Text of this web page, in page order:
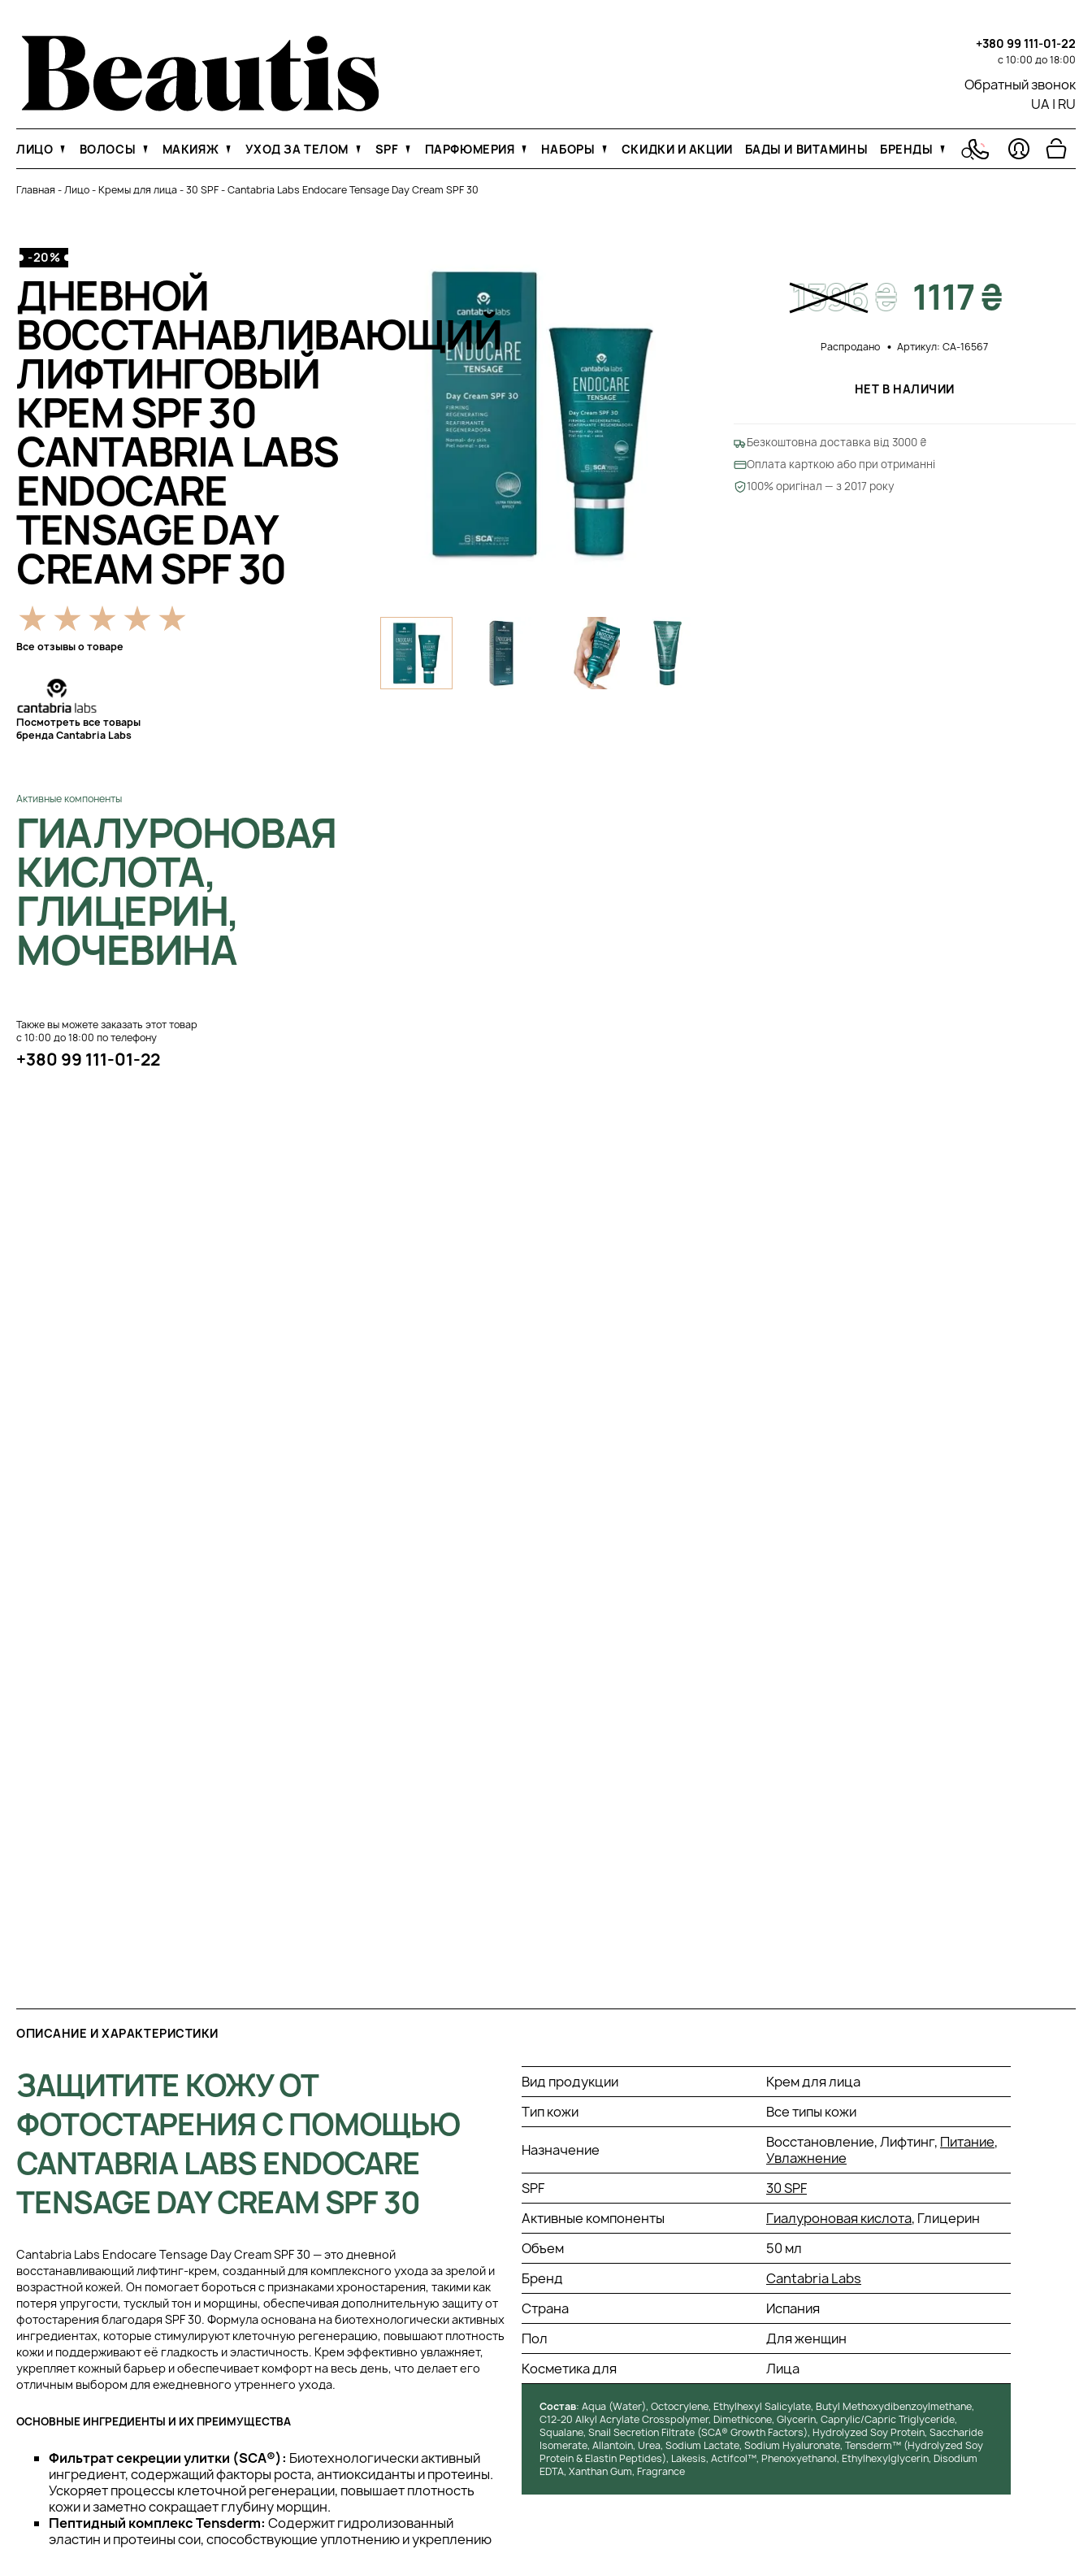
+380 99 111-01-22
с 10:00 до 18:00
Обратный звонок
UA | RU
ЛИЦО ВОЛОСЫ МАКИЯЖ УХОД ЗА ТЕЛОМ SPF ПАРФЮМЕРИЯ НАБОРЫ СКИДКИ И АКЦИИ БАДЫ И ВИТАМИНЫ БРЕНДЫ
Главная -Лицо-Кремы для лица-30 SPF-Cantabria Labs Endocare Tensage Day Cream SPF 30
-20%
ДНЕВНОЙ
ВОССТАНАВЛИВАЮЩИЙ
ЛИФТИНГОВЫЙ
КРЕМ SPF 30
CANTABRIA LABS
ENDOCARE
TENSAGE DAY
CREAM SPF 30
Все отзывы о товаре
Посмотреть все товары
бренда Cantabria Labs
Активные компоненты
ГИАЛУРОНОВАЯ
КИСЛОТА,
ГЛИЦЕРИН,
МОЧЕВИНА
Также вы можете заказать этот товар
с 10:00 до 18:00 по телефону
+380 99 111-01-22
1396₴ 1117 ₴
Распродано Артикул: CA-16567
НЕТ В НАЛИЧИИ
Безкоштовна доставка від 3000 ₴
Оплата карткою або при отриманні
100% оригінал — з 2017 року
ОПИСАНИЕ И ХАРАКТЕРИСТИКИ
ЗАЩИТИТЕ КОЖУ ОТ
ФОТОСТАРЕНИЯ С ПОМОЩЬЮ
CANTABRIA LABS ENDOCARE
TENSAGE DAY CREAM SPF 30
Cantabria Labs Endocare Tensage Day Cream SPF 30 — это дневной
восстанавливающий лифтинг-крем, созданный для комплексного ухода за зрелой и
возрастной кожей. Он помогает бороться с признаками хроностарения, такими как
потеря упругости, тусклый тон и морщины, обеспечивая дополнительную защиту от
фотостарения благодаря SPF 30. Формула основана на биотехнологически активных
ингредиентах, которые стимулируют клеточную регенерацию, повышают плотность
кожи и поддерживают её гладкость и эластичность. Крем эффективно увлажняет,
укрепляет кожный барьер и обеспечивает комфорт на весь день, что делает его
отличным выбором для ежедневного утреннего ухода.
ОСНОВНЫЕ ИНГРЕДИЕНТЫ И ИХ ПРЕИМУЩЕСТВА
Фильтрат секреции улитки (SCA®): Биотехнологически активный
ингредиент, содержащий факторы роста, антиоксиданты и протеины.
Ускоряет процессы клеточной регенерации, повышает плотность
кожи и заметно сокращает глубину морщин.
Пептидный комплекс Tensderm: Содержит гидролизованный
эластин и протеины сои, способствующие уплотнению и укреплению
Вид продукции
Крем для лица
Тип кожи
Все типы кожи
Назначение Восстановление, Лифтинг, Питание,
Увлажнение
SPF
30 SPF
Активные компоненты
Гиалуроновая кислота, Глицерин
Объем
50 мл
Бренд
Cantabria Labs
Страна
Испания
Пол
Для женщин
Косметика для
Лица
Состав: Aqua (Water), Octocrylene, Ethylhexyl Salicylate, Butyl Methoxydibenzoylmethane,
C12‑20 Alkyl Acrylate Crosspolymer, Dimethicone, Glycerin, Caprylic/Capric Triglyceride,
Squalane, Snail Secretion Filtrate (SCA® Growth Factors), Hydrolyzed Soy Protein, Saccharide
Isomerate, Allantoin, Urea, Sodium Lactate, Sodium Hyaluronate, Tensderm™ (Hydrolyzed Soy
Protein & Elastin Peptides), Lakesis, Actifcol™, Phenoxyethanol, Ethylhexylglycerin, Disodium
EDTA, Xanthan Gum, Fragrance